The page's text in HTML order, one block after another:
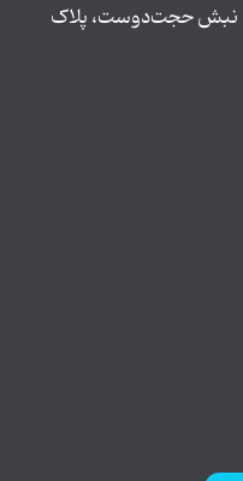
نبش حجت‌دوست، پلاک